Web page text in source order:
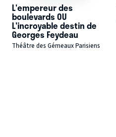
L'empereur des
boulevards OU
L'incroyable destin de
Georges Feydeau
Théâtre des Gémeaux Parisiens